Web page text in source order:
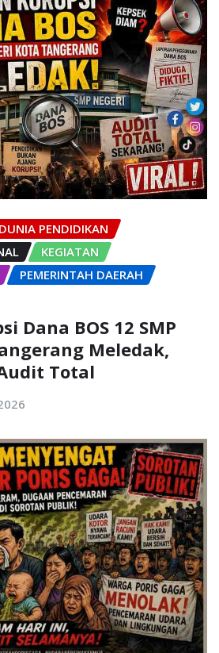
DUNIA PENDIDIKAN
KEGIATAN
PEMERINTAH DAERAH
Dana BOS 12 SMP
Meledak,
Total